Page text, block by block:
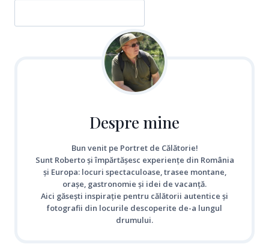
Despre mine
Bun venit pe Portret de Călătorie!
Sunt Roberto și împărtășesc experiențe din România
și Europa: locuri spectaculoase, trasee montane,
orașe, gastronomie și idei de vacanță.
Aici găsești inspirație pentru călătorii autentice și
fotografii din locurile descoperite de-a lungul
drumului.